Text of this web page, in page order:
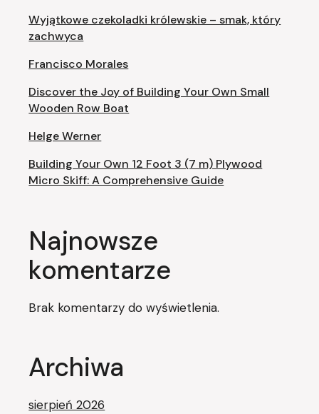
Wyjątkowe czekoladki królewskie – smak, który
zachwyca
Francisco Morales
Discover the Joy of Building Your Own Small
Wooden Row Boat
Helge Werner
Building Your Own 12 Foot 3 (7 m) Plywood
Micro Skiff: A Comprehensive Guide
Najnowsze
komentarze
Brak komentarzy do wyświetlenia.
Archiwa
sierpień 2026